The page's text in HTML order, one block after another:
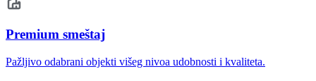
Premium smeštaj
Pažljivo odabrani objekti višeg nivoa udobnosti i kvaliteta.